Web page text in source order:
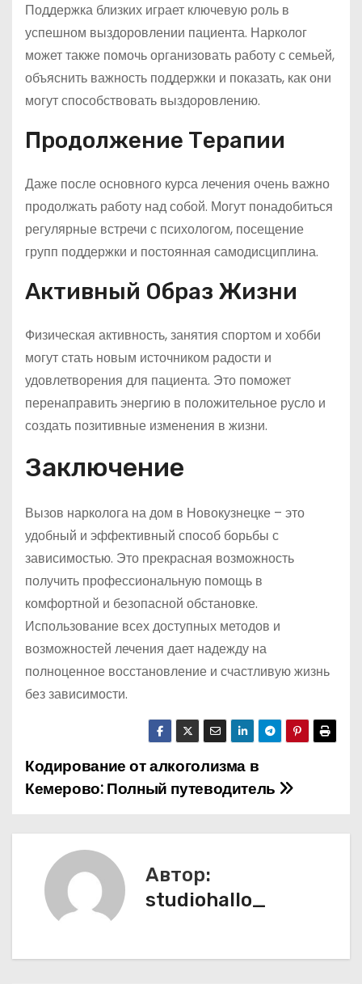
Поддержка близких играет ключевую роль в
успешном выздоровлении пациента. Нарколог
может также помочь организовать работу с семьей,
объяснить важность поддержки и показать, как они
могут способствовать выздоровлению.
Продолжение Терапии
Даже после основного курса лечения очень важно
продолжать работу над собой. Могут понадобиться
регулярные встречи с психологом, посещение
групп поддержки и постоянная самодисциплина.
Активный Образ Жизни
Физическая активность, занятия спортом и хобби
могут стать новым источником радости и
удовлетворения для пациента. Это поможет
перенаправить энергию в положительное русло и
создать позитивные изменения в жизни.
Заключение
Вызов нарколога на дом в Новокузнецке – это
удобный и эффективный способ борьбы с
зависимостью. Это прекрасная возможность
получить профессиональную помощь в
комфортной и безопасной обстановке.
Использование всех доступных методов и
возможностей лечения дает надежду на
полноценное восстановление и счастливую жизнь
без зависимости.
Н
в
Кодирование от алкоголизма в
Кемерово: Полный путеводитель
Автор:
studiohallo_